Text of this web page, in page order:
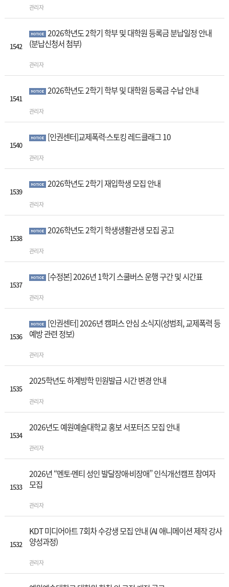
관리자
1542
2026학년도 2학기 학부 및 대학원 등록금 분납일정 안내
(분납신청서 첨부)
관리자
1541
2026학년도 2학기 학부 및 대학원 등록금 수납 안내
관리자
1540
[인권센터]교제폭력·스토킹 레드클래그 10
관리자
1539
2026학년도 2학기 재입학생 모집 안내
관리자
1538
2026학년도 2학기 학생생활관생 모집 공고
관리자
1537
[수정본] 2026년 1학기 스쿨버스 운행 구간 및 시간표
관리자
1536
[인권센터] 2026년 캠퍼스 안심 소식지(성범죄, 교제폭력 등
예방 관련 정보)
관리자
1535
2025학년도 하계방학 민원발급 시간 변경 안내
관리자
1534
2026년도 예원예술대학교 홍보 서포터즈 모집 안내
관리자
1533
2026년 “멘토·멘티 성인 발달장애·비장애” 인식개선캠프 참여자
모집
관리자
1532
KDT 미디어아트 7회차 수강생 모집 안내 (AI 애니메이션 제작 강사
양성과정)
관리자